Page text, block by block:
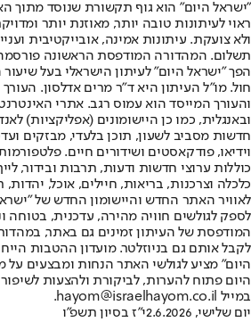
"ישראל היום" הוא גוף תקשורת שנוסד מתוך
ראוי לעיתונות טובה יותר, מאוזנת יותר
ולא צועקת. עיתונות אמינה, אובייקטיבית
הפך "ישראל היום" לעיתון הישראלי בעל
חול. מו"ל העיתון היא ד"ר מרים אדלסון.
והעורך המייסד הוא עמוס רגב. אתרי
חדשות מסביב לשעון, תוכן בלעדי, מבזקים
וידיאו, פודקאסטים ושידורים חיים.
כוללות ערוצי חדשות ודעות, תרבות ובידור,
לאוויר האתר החדש והיישומון החדש של
לספק לגולשים חוויה מהירה, עדכנית, בטוחה
המודפסת של העיתון זמינים גם באתר,
לקבל אותם גם בניוזלטר. מועדון ההטבות
היום" מציע לגולשי האתר הנחות ומבצעים על
היום פתוח להערות, לביקורת ולהצעות
במייל hayom@israelhayom.co.il.
יום שלישי, 2.6.2026
י"ז בסיון תשפ"ו